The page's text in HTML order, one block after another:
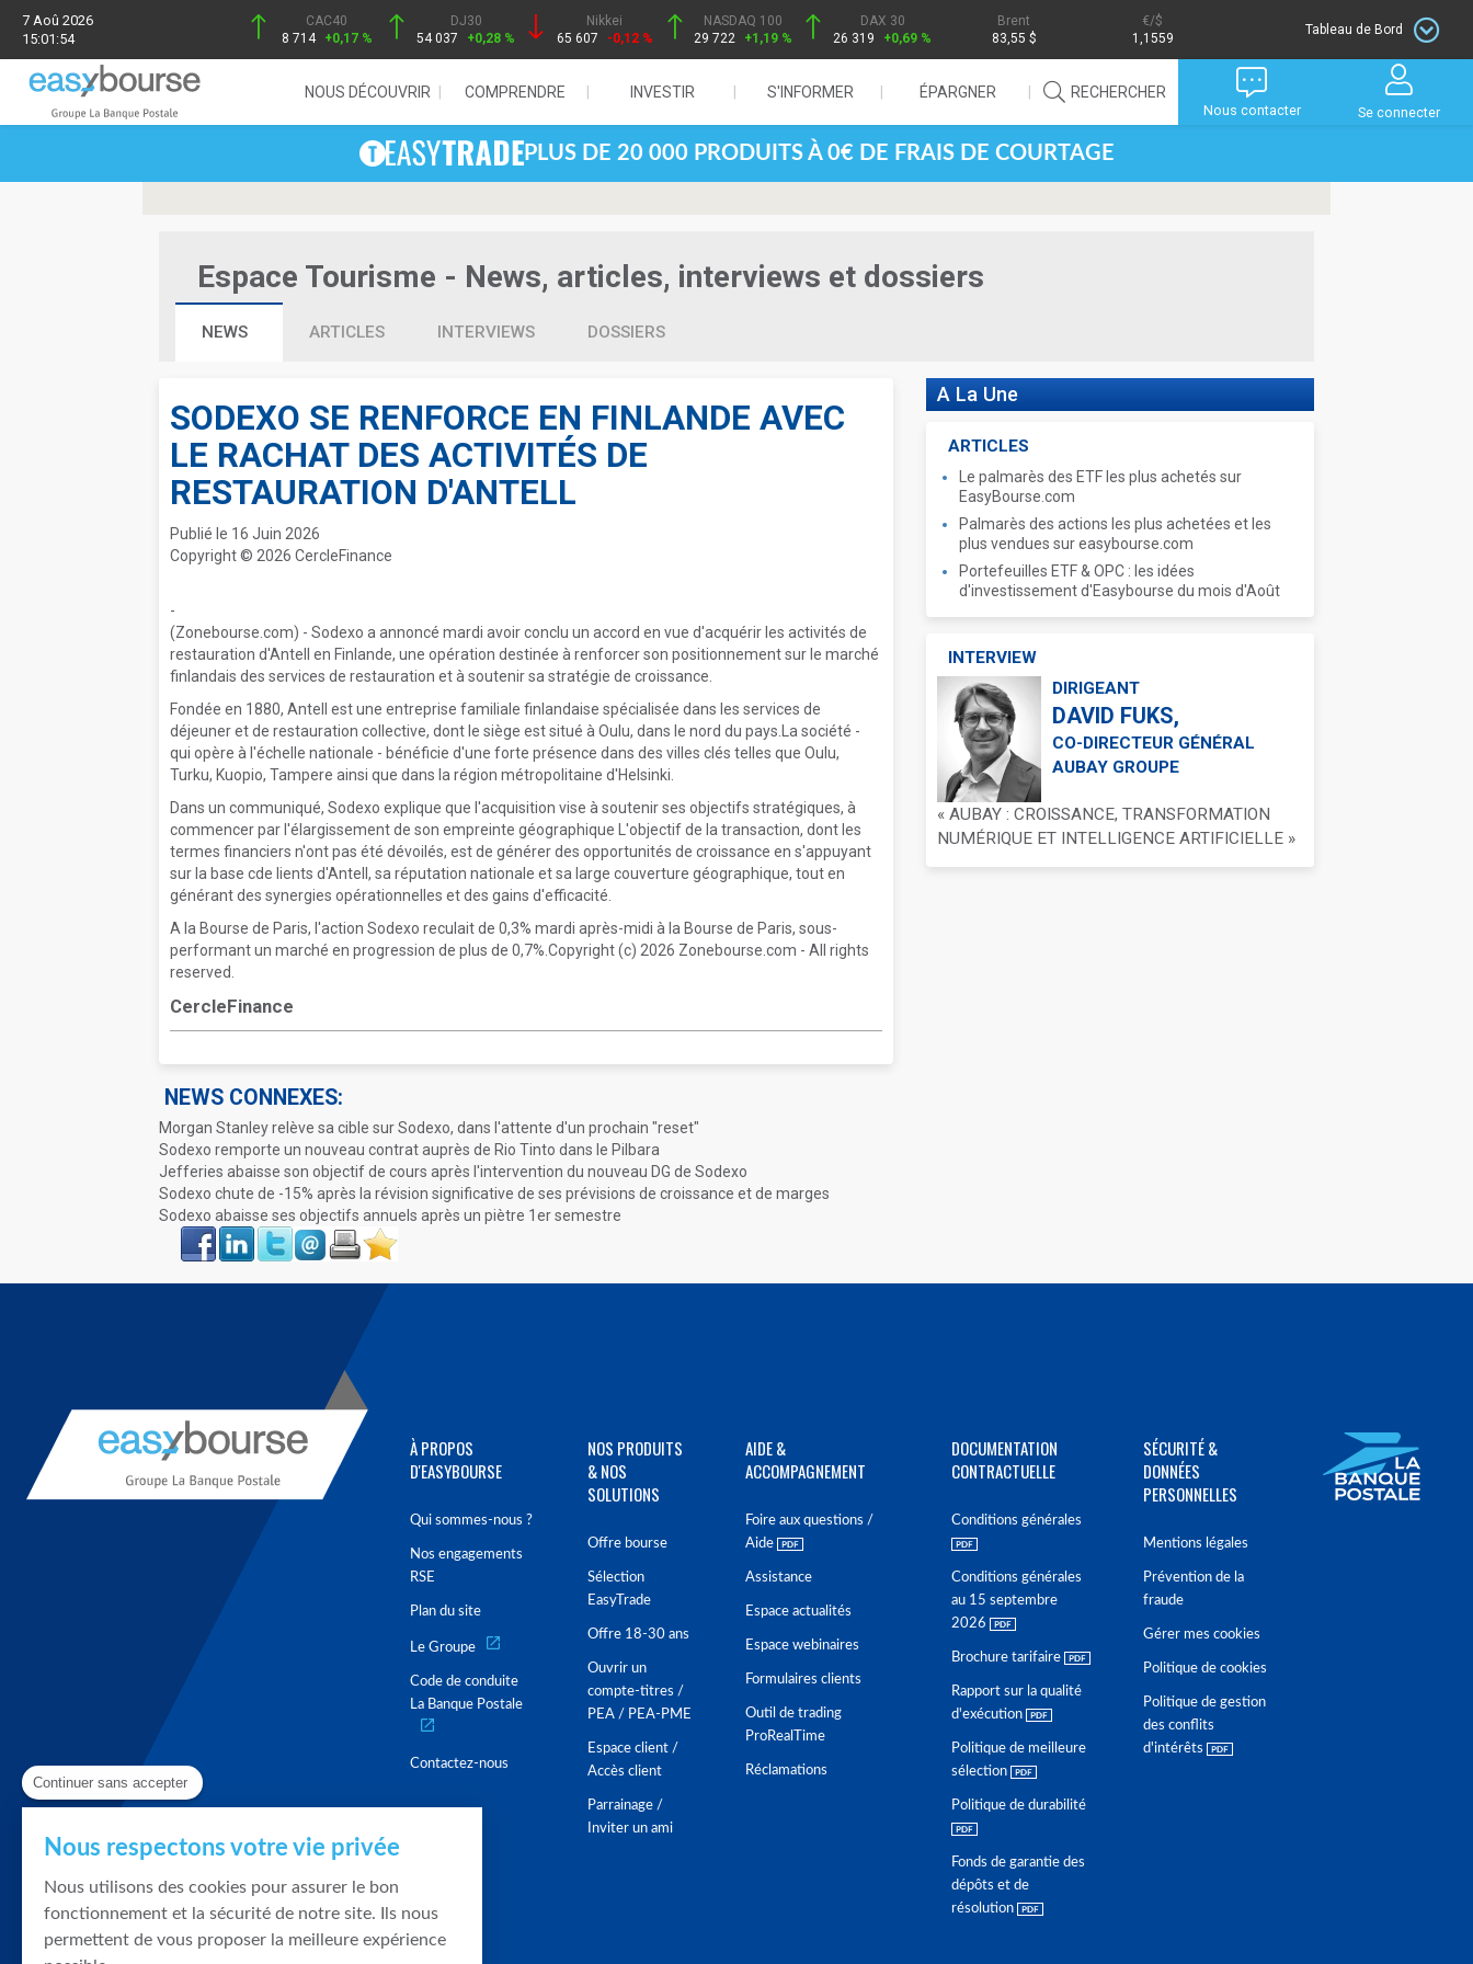
7 Aoû 2026
15:01:54
CAC40
8 714 +0,17 %
DJ30
54 037
+0,28 %
Nikkei
65 607
-0,12 %
NASDAQ 100
29 722
+1,19 %
DAX 30
26 319
+0,69 %
Brent
83,55 $
/$
1,1559
Tableau de Bord
NOUS DÉCOUVRIR COMPRENDRE INVESTIR S'INFORMER ÉPARGNER RECHERCHER
Nous contacter Se connecter
PLUS DE 20 000 PRODUITS À 0€ DE FRAIS DE COURTAGE
Espace Tourisme - News, articles, interviews et dossiers
NEWS ARTICLES INTERVIEWS DOSSIERS
SODEXO SE RENFORCE EN FINLANDE AVEC
LE RACHAT DES ACTIVITÉS DE
RESTAURATION D'ANTELL
Publié le 16 Juin 2026
Copyright © 2026 CercleFinance
-
(Zonebourse.com) - Sodexo a annoncé mardi avoir conclu un accord en vue d'acquérir les activités de
restauration d'Antell en Finlande, une opération destinée à renforcer son positionnement sur le marché
finlandais des services de restauration et à soutenir sa stratégie de croissance.
Fondée en 1880, Antell est une entreprise familiale finlandaise spécialisée dans les services de
déjeuner et de restauration collective, dont le siège est situé à Oulu, dans le nord du pays.La société -
qui opère à l'échelle nationale - bénéficie d'une forte présence dans des villes clés telles que Oulu,
Turku, Kuopio, Tampere ainsi que dans la région métropolitaine d'Helsinki.
Dans un communiqué, Sodexo explique que l'acquisition vise à soutenir ses objectifs stratégiques, à
commencer par l'élargissement de son empreinte géographique L'objectif de la transaction, dont les
termes financiers n'ont pas été dévoilés, est de générer des opportunités de croissance en s'appuyant
sur la base cde lients d'Antell, sa réputation nationale et sa large couverture géographique, tout en
générant des synergies opérationnelles et des gains d'efficacité.
A la Bourse de Paris, l'action Sodexo reculait de 0,3% mardi après-midi à la Bourse de Paris, sous-
performant un marché en progression de plus de 0,7%.Copyright (c) 2026 Zonebourse.com - All rights
reserved.
CercleFinance
NEWS CONNEXES:
Morgan Stanley relève sa cible sur Sodexo, dans l'attente d'un prochain "reset"
Sodexo remporte un nouveau contrat auprès de Rio Tinto dans le Pilbara
Jefferies abaisse son objectif de cours après l'intervention du nouveau DG de Sodexo
Sodexo chute de -15% après la révision significative de ses prévisions de croissance et de marges
Sodexo abaisse ses objectifs annuels après un piètre 1er semestre
Face
book
LinkIn Twitter Envoyer ImprimerFavoris
A La Une
ARTICLES
Le palmarès des ETF les plus achetés sur
EasyBourse.com
Palmarès des actions les plus achetées et les
plus vendues sur easybourse.com
Portefeuilles ETF & OPC : les idées
d'investissement d'Easybourse du mois d'Août
INTERVIEW
DIRIGEANT
DAVID FUKS,
CO-DIRECTEUR GÉNÉRAL
AUBAY GROUPE
« AUBAY : CROISSANCE, TRANSFORMATION
NUMÉRIQUE ET INTELLIGENCE ARTIFICIELLE »
À PROPOS
D'EASYBOURSE
Qui sommes-nous ?
Nos engagements
RSE
Plan du site
Le Groupe
Code de conduite
La Banque Postale
Contactez-nous
NOS PRODUITS
& NOS
SOLUTIONS
Offre bourse
Sélection
EasyTrade
Offre 18-30 ans
Ouvrir un
compte-titres /
PEA / PEA-PME
Espace client /
Accès client
Parrainage /
Inviter un ami
AIDE &
ACCOMPAGNEMENT
Foire aux questions /
Aide
Assistance
Espace actualités
Espace webinaires
Formulaires clients
Outil de trading
ProRealTime
Réclamations
DOCUMENTATION
CONTRACTUELLE
Conditions générales
Conditions générales
au 15 septembre
2026
Brochure tarifaire
Rapport sur la qualité
d'exécution
Politique de meilleure
sélection
Politique de durabilité
Fonds de garantie des
dépôts et de
résolution
SÉCURITÉ &
DONNÉES
PERSONNELLES
Mentions légales
Prévention de la
fraude
Gérer mes cookies
Politique de cookies
Politique de gestion
des conflits
d'intérêts
Continuer sans accepter
Nous respectons votre vie privée
Nous utilisons des cookies pour assurer le bon
fonctionnement et la sécurité de notre site. Ils nous
permettent de vous proposer la meilleure expérience